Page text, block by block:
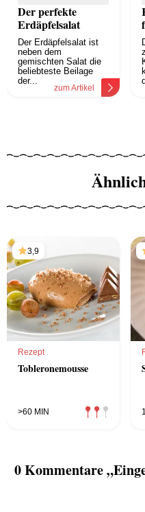
Der perfekte
Erdäpfelsalat
Der Erdäpfelsalat ist
neben dem
gemischten Salat die
beliebteste Beilage
der...
zum Artikel
3,9
Rezept
Tobleronemousse
>60 MIN
0 Kommentare